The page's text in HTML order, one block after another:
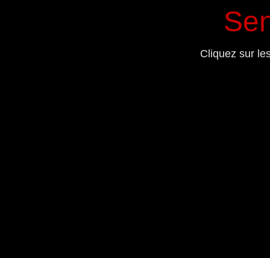
Cliquez sur